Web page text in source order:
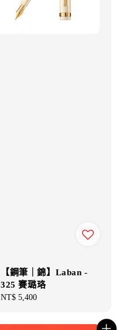
【鋼筆｜錦】Laban -
325 賽璐珞
Regular
NT$ 5,400